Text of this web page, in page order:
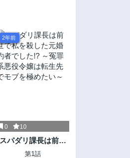
2年前
0 10
スパダリ課長は前世
で私を殺した元婚約
第1話